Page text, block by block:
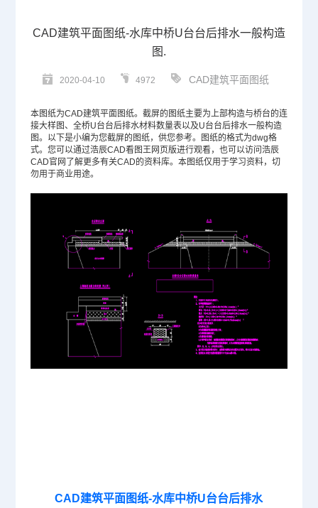
CAD建筑平面图纸-水库中桥U台台后排水一般构造
图.
2020-04-10 4972 CAD建筑平面图纸
本图纸为CAD建筑平面图纸。截屏的图纸主要为上部构造与桥台的连
接大样图、全桥U台台后排水材料数量表以及U台台后排水一般构造
图。以下是小编为您截屏的图纸，供您参考。图纸的格式为dwg格
式。您可以通过浩辰CAD看图王网页版进行观看，也可以访问浩辰
CAD官网 了解更多有关CAD的资料库。本图纸仅用于学习资料，切
勿用于商业用途。
CAD建筑平面图纸-水库中桥U台台后排水